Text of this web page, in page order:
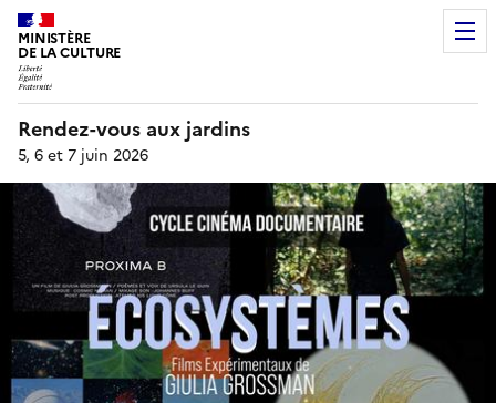
MINISTÈRE
DE LA CULTURE
Rendez-vous aux jardins
5, 6 et 7 juin 2026